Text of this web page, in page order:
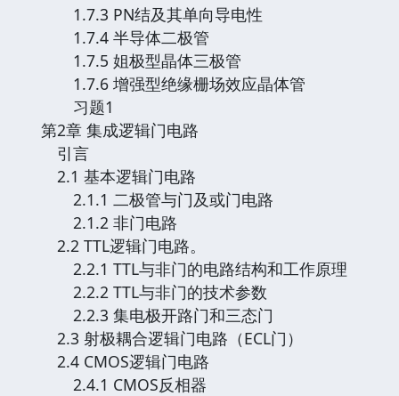
1.7.3 PN结及其单向导电性
1.7.4 半导体二极管
1.7.5 姐极型晶体三极管
1.7.6 增强型绝缘栅场效应晶体管
习题1
第2章 集成逻辑门电路
引言
2.1 基本逻辑门电路
2.1.1 二极管与门及或门电路
2.1.2 非门电路
2.2 TTL逻辑门电路。
2.2.1 TTL与非门的电路结构和工作原理
2.2.2 TTL与非门的技术参数
2.2.3 集电极开路门和三态门
2.3 射极耦合逻辑门电路（ECL门）
2.4 CMOS逻辑门电路
2.4.1 CMOS反相器